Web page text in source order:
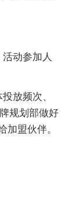
动参加人
放频次、
规划部做好
加盟伙伴。